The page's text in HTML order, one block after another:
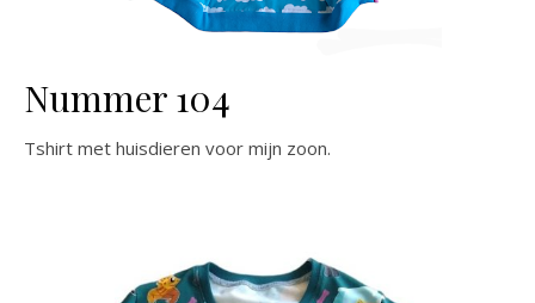
Nummer 104
Tshirt met huisdieren voor mijn zoon.